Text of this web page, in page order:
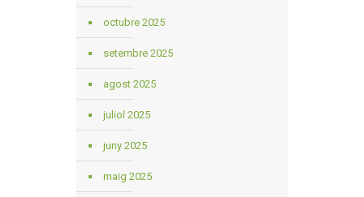
octubre 2025
setembre 2025
agost 2025
juliol 2025
juny 2025
maig 2025